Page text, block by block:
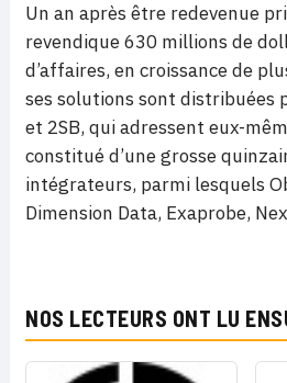
Un an après être redevenue
revendique 630 millions de
d’affaires, en croissance de
ses solutions sont distribuées
et 2SB, qui adressent eux-
constitué d’une grosse
intégrateurs, parmi lesquels
Dimension Data, Exaprobe,
NOS LECTEURS ONT LU